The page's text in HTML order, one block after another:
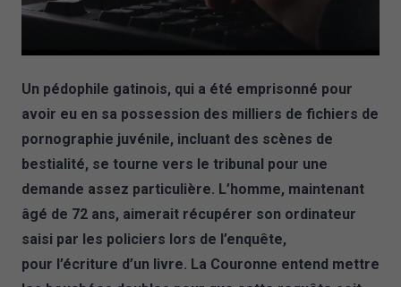
Un pédophile gatinois, qui a été emprisonné pour
avoir eu en sa possession des milliers de fichiers de
pornographie juvénile, incluant des scènes de
bestialité, se tourne vers le tribunal pour une
demande assez particulière. L’homme, maintenant
âgé de 72 ans, aimerait récupérer son ordinateur
saisi par les policiers lors de l’enquête,
pour l’écriture d’un livre. La Couronne entend mettre